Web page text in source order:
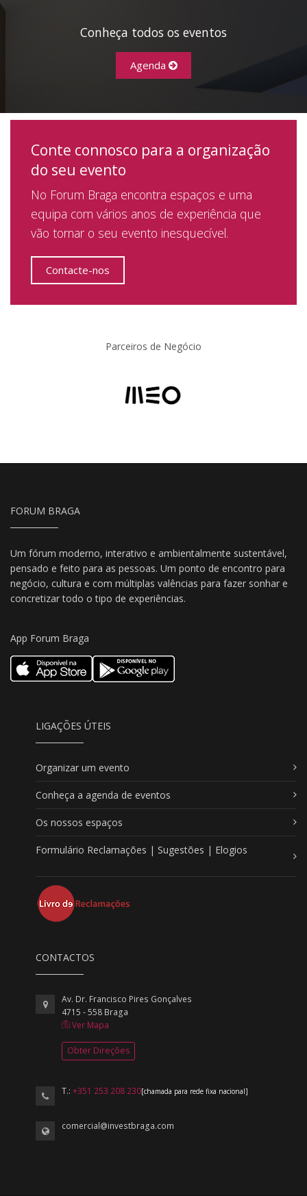
Conheça todos os eventos
Agenda
Conte connosco para a organização
do seu evento
No Forum Braga encontra espaços e uma
equipa com vários anos de experiência que
vão tornar o seu evento inesquecível.
Contacte-nos
Parceiros de Negócio
FORUM BRAGA
Um fórum moderno, interativo e ambientalmente sustentável,
pensado e feito para as pessoas. Um ponto de encontro para
negócio, cultura e com múltiplas valências para fazer sonhar e
concretizar todo o tipo de experiências.
App Forum Braga
LIGAÇÕES ÚTEIS
Organizar um evento
Conheça a agenda de eventos
Os nossos espaços
Formulário Reclamações | Sugestões | Elogios
CONTACTOS
Av. Dr. Francisco Pires Gonçalves
4715 - 558 Braga
Ver Mapa
Obter Direções
T.:+351 253 208 230[chamada para rede fixa nacional]
comercial@investbraga.com